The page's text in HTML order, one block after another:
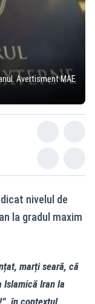
Avertisment MAE
nivelul de
la gradul maxim
marți seară, că
Islamică Iran la
în contextul